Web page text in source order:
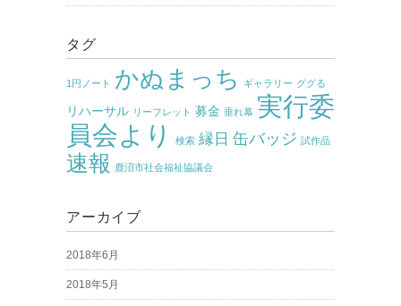
タグ
1円ノート かぬまっち ギャラリー ググる
リハーサル リーフレット 募金 垂れ幕 実行委
員会より
検索 縁日 缶バッジ 試作品
速報 鹿沼市社会福祉協議会
アーカイブ
2018年6月
2018年5月